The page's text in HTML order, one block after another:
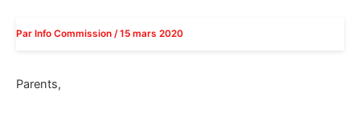
Par Info Commission /15 mars 2020
Parents,